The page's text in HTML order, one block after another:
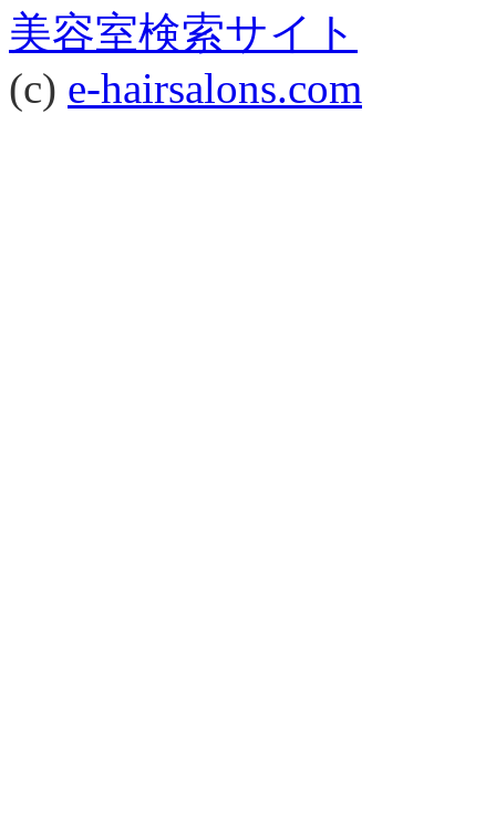
美容室検索サイト
(c) e-hairsalons.com